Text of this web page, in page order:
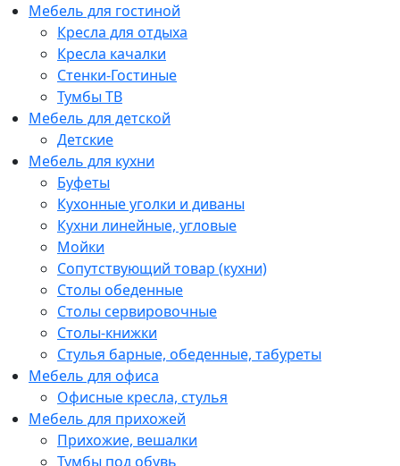
Мебель для гостиной
Кресла для отдыха
Кресла качалки
Стенки-Гостиные
Тумбы ТВ
Мебель для детской
Детские
Мебель для кухни
Буфеты
Кухонные уголки и диваны
Кухни линейные, угловые
Мойки
Сопутствующий товар (кухни)
Столы обеденные
Столы сервировочные
Столы-книжки
Стулья барные, обеденные, табуреты
Мебель для офиса
Офисные кресла, стулья
Мебель для прихожей
Прихожие, вешалки
Тумбы под обувь